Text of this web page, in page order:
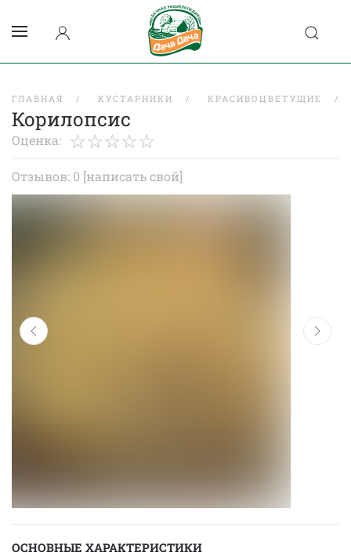
ГЛАВНАЯ КУСТАРНИКИ КРАСИВОЦВЕТУЩИЕ
Корилопсис
Оценка:
Отзывов: 0 [написать свой]
ОСНОВНЫЕ ХАРАКТЕРИСТИКИ